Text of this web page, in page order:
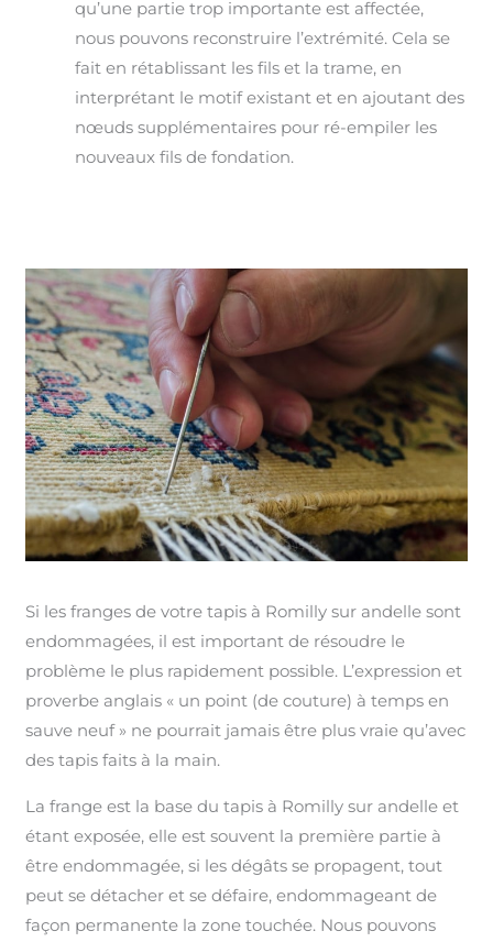
qu’une partie trop importante est affectée,
nous pouvons reconstruire l’extrémité. Cela se
fait en rétablissant les fils et la trame, en
interprétant le motif existant et en ajoutant des
nœuds supplémentaires pour ré-empiler les
nouveaux fils de fondation.
Si les franges de votre tapis à Romilly sur andelle sont
endommagées, il est important de résoudre le
problème le plus rapidement possible. L’expression et
proverbe anglais « un point (de couture) à temps en
sauve neuf » ne pourrait jamais être plus vraie qu’avec
des tapis faits à la main.
La frange est la base du tapis à Romilly sur andelle et
étant exposée, elle est souvent la première partie à
être endommagée, si les dégâts se propagent, tout
peut se détacher et se défaire, endommageant de
façon permanente la zone touchée. Nous pouvons